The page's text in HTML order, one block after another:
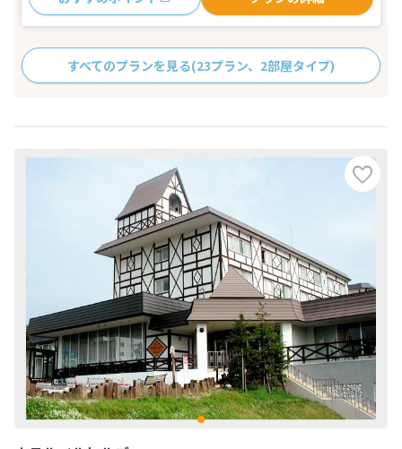
すべてのプランを見る(23プラン、2部屋タイプ)